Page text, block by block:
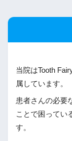
当院はTooth
属しています。
患者さんの必要
ことで困ってい
す。